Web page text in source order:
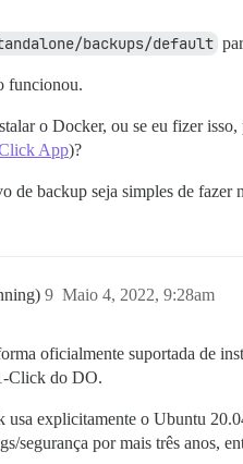
backups/default
funcionou.
o Docker, ou se eu fizer
App)?
de backup seja simples de fazer
Maio 4, 2022, 9:28am
9
oficialmente suportada de
Click do DO.
explicitamente o Ubuntu
segurança por mais três anos,